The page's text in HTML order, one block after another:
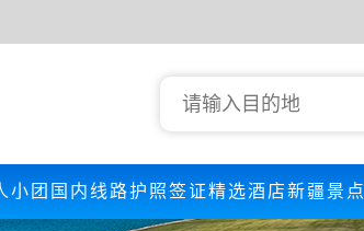
小团 国内线路护照签证精选酒店新疆景点